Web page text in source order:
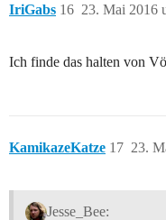
IriGabs 23. Mai 2016
16
Ich finde das halten von
KamikazeKatze 23.
17
Jesse_Bee: